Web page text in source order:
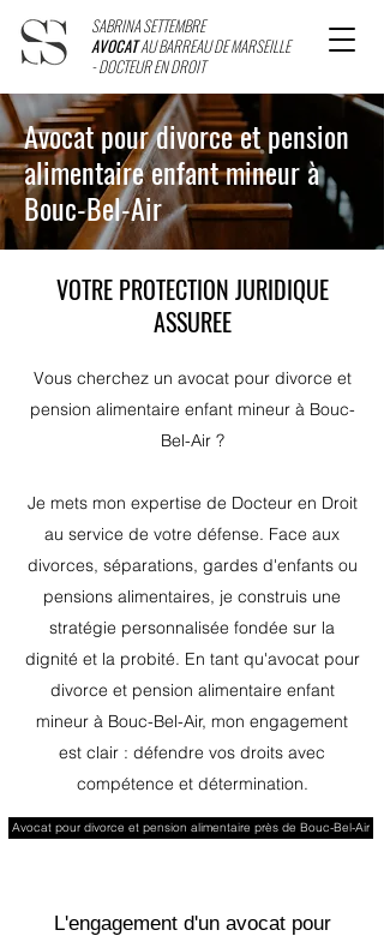
SABRINA SETTEMBRE
AVOCATAU BARREAU DE MARSEILLE
- DOCTEUR EN DROIT
Avocat pour divorce et pension
alimentaire enfant mineur à
Bouc-Bel-Air
VOTRE PROTECTION JURIDIQUE
ASSUREE
Vous cherchez un avocat pour divorce et
pension alimentaire enfant mineur à Bouc-
Bel-Air ?
Je mets mon expertise de Docteur en Droit
au service de votre défense. Face aux
divorces, séparations, gardes d'enfants ou
pensions alimentaires, je construis une
stratégie personnalisée fondée sur la
dignité et la probité. En tant qu'avocat pour
divorce et pension alimentaire enfant
mineur à Bouc-Bel-Air, mon engagement
est clair : défendre vos droits avec
compétence et détermination.
Avocat pour divorce et pension alimentaire près de Bouc-Bel-Air
L'engagement d'un avocat pour